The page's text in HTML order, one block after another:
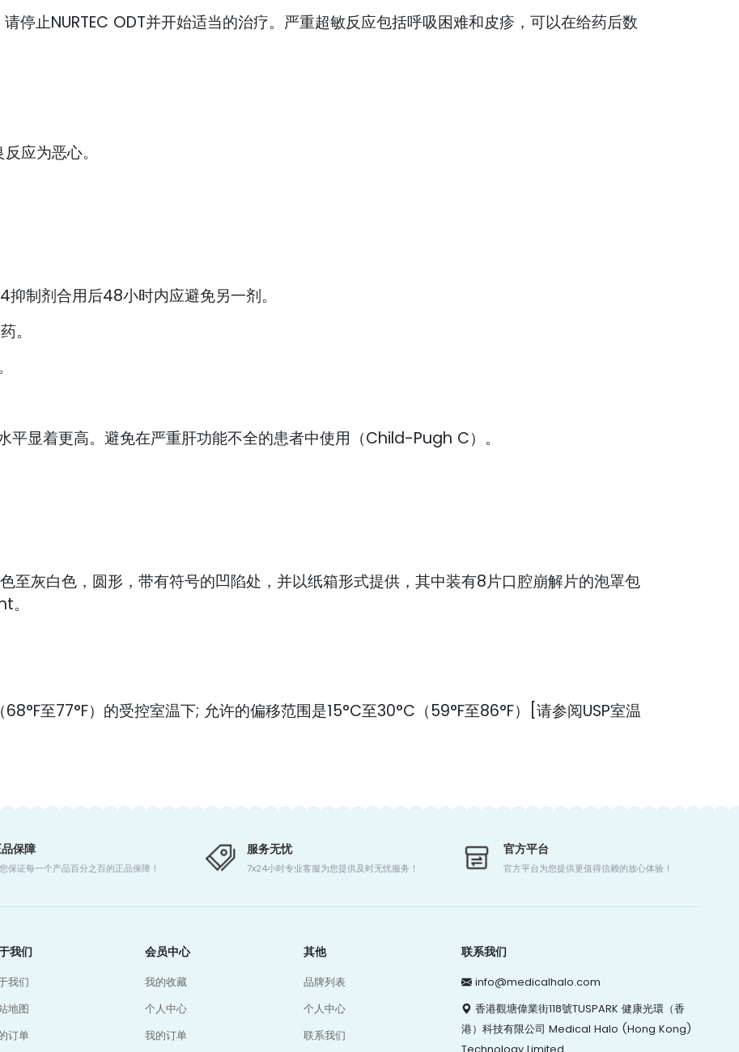
停止NURTEC ODT并开始适当的治疗。严重超敏反应包括呼吸困难和皮疹，可以在给药后数
应为恶心。
制剂合用后48小时内应避免另一剂。
。
平显着更高。避免在严重肝功能不全的患者中使用（Child-Pugh C）。
至灰白色，圆形，带有符号的凹陷处，并以纸箱形式提供，其中装有8片口腔崩解片的泡罩包
至77°F）的受控室温下; 允许的偏移范围是15°C至30°C（59°F至86°F）[请参阅USP室温
保障
保证每一个产品百分之百的正品保障！
服务无忧
7x24小时专业客服为您提供及时无忧服务！
官方平台
官方平台为您提供更值得信赖的放心体验！
我们
我们
地图
订单
会员中心
我的收藏
个人中心
我的订单
其他
品牌列表
个人中心
联系我们
联系我们
info@medicalhalo.com
香港觀塘偉業街118號TUSPARK 健康光環（香
港）科技有限公司 Medical Halo (Hong Kong)
Technology Limited